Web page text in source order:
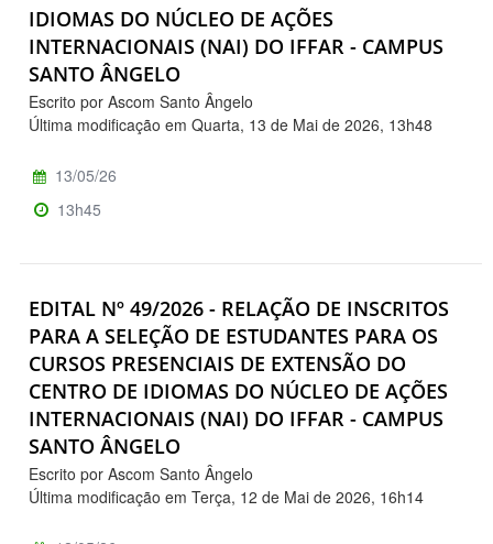
IDIOMAS DO NÚCLEO DE AÇÕES
INTERNACIONAIS (NAI) DO IFFAR - CAMPUS
SANTO ÂNGELO
Escrito por Ascom Santo Ângelo
Última modificação em Quarta, 13 de Mai de 2026, 13h48
13/05/26
13h45
EDITAL Nº 49/2026 - RELAÇÃO DE INSCRITOS
PARA A SELEÇÃO DE ESTUDANTES PARA OS
CURSOS PRESENCIAIS DE EXTENSÃO DO
CENTRO DE IDIOMAS DO NÚCLEO DE AÇÕES
INTERNACIONAIS (NAI) DO IFFAR - CAMPUS
SANTO ÂNGELO
Escrito por Ascom Santo Ângelo
Última modificação em Terça, 12 de Mai de 2026, 16h14